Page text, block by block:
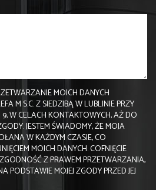
MOICH DANYCH
M S.C. Z SIEDZIBĄ W LUBLINIE PRZY
9, W CELACH KONTAKTOWYCH, AŻ DO
JESTEM ŚWIADOMY, ŻE MOJA
W KAŻDYM CZASIE, CO
MOICH DANYCH. COFNIĘCIE
Z PRAWEM PRZETWARZANIA,
MOJEJ ZGODY PRZED JEJ